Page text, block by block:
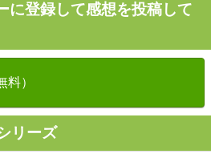
に登録して感想を投稿して
）
リーズ